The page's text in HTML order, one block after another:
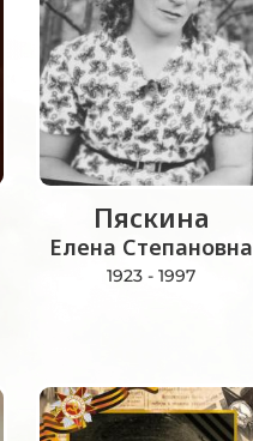
Пяскина
Елена Степановна
1923 - 1997